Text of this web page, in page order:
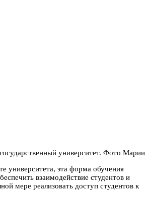
университет. Фото
университета, эта форма обучения
взаимодействие студентов и
мере реализовать доступ студентов к